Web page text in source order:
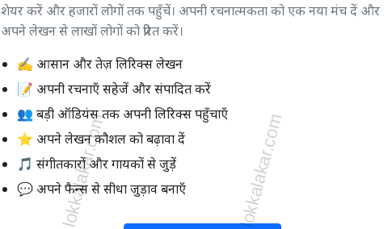
शेयर करें और हजारों लोगों तक पहुँचें। अपनी रचनात्मकता को एक नया मंच दें और
अपने लेखन से लाखों लोगों को प्रेरित करें।
✍️ आसान और तेज़ लिरिक्स लेखन
📝 अपनी रचनाएँ सहेजें और संपादित करें
👥 बड़ी ऑडियंस तक अपनी लिरिक्स पहुँचाएँ
⭐ अपने लेखन कौशल को बढ़ावा दें
🎵 संगीतकारों और गायकों से जुड़ें
💬 अपने फैन्स से सीधा जुड़ाव बनाएँ